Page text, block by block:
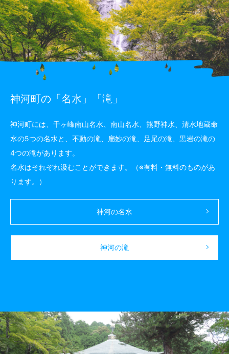
神河町の「名水」「滝」
神河町には、千ヶ峰南山名水、南山名水、熊野神水、清水地蔵命
水の5つの名水と、不動の滝、扁妙の滝、足尾の滝、黒岩の滝の
4つの滝があります。
名水はそれぞれ汲むことができます。（※有料・無料のものがあ
ります。）
神河の名水
神河の滝